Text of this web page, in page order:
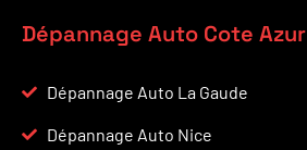
Dépannage Auto Cote Azur
Dépannage Auto La Gaude
Dépannage Auto Nice